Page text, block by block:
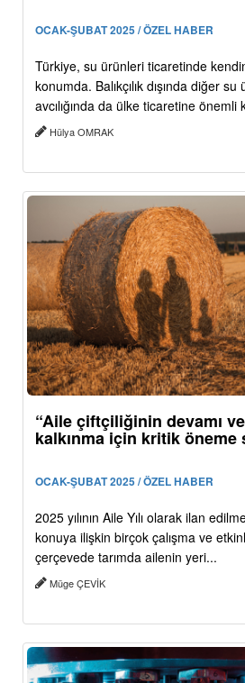
OCAK-ŞUBAT 2025 / ÖZEL HABER
Türkiye, su ürünleri ticaretinde
konumda. Balıkçılık dışında diğer
avcılığında da ülke ticaretine önemli
Hülya OMRAK
“Aile çiftçiliğinin devamı
kalkınma için kritik öneme
OCAK-ŞUBAT 2025 / ÖZEL HABER
2025 yılının Aile Yılı olarak ilan
konuya ilişkin birçok çalışma ve
çerçevede tarımda ailenin yeri...
Müge ÇEVİK